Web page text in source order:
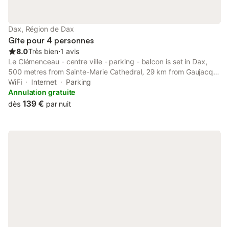
Dax, Région de Dax
Gîte pour 4 personnes
8.0Très bien⋅1 avis
Le Clémenceau - centre ville - parking - balcon is set in Dax,
500 metres from Sainte-Marie Cathedral, 29 km from Gaujacq
Castle, and 32 km from Natural Reserve of the Courant
d'Huchet.
WiFi Internet
Parking
Annulation gratuite
dès 139 € par nuit